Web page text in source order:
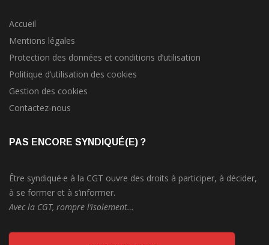
Accueil
Mentions légales
Protection des données et conditions d’utilisation
Politique d’utilisation des cookies
Gestion des cookies
Contactez-nous
PAS ENCORE SYNDIQUÉ(E) ?
Être syndiqué·e à la CGT ouvre des droits à participer, à décider,
à se former et à s’informer.
Avec la CGT, rompre l’isolement…